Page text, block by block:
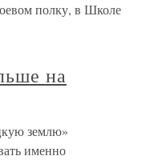
полку, в Школе
на
землю»
именно